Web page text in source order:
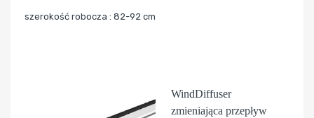
szerokość robocza : 82-92 cm
WindDiffuser
zmieniająca przepływ